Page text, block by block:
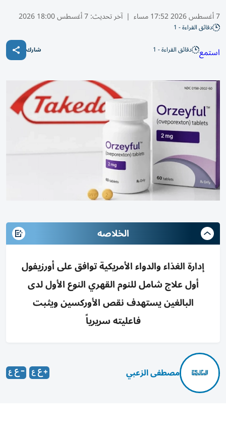
7 أغسطس 2026 17:52 مساء | آخر تحديث:7 أغسطس 18:00 2026
دقائق القراءة - 1
استمع دقائق القراءة - 1 شارك
الخلاصه
إدارة الغذاء والدواء الأمريكية توافق على أورزيفول
أول علاج شامل للنوم القهري النوع الأول لدى
البالغين يستهدف نقص الأوركسين ويثبت
فاعليته سريرياً
مصطفى الزعبي